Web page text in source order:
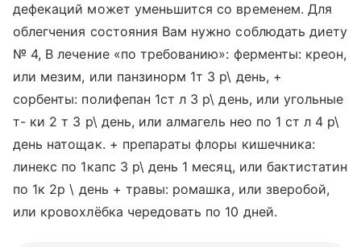
дефекаций может уменьшится со временем. Для
облегчения состояния Вам нужно соблюдать диету
№ 4, В лечение «по требованию»: ферменты: креон,
или мезим, или панзинорм 1т 3 р\ день, +
сорбенты: полифепан 1ст л 3 р\ день, или угольные
т- ки 2 т 3 р\ день, или алмагель нео по 1 ст л 4 р\
день натощак. + препараты флоры кишечника:
линекс по 1капс 3 р\ день 1 месяц, или бактистатин
по 1к 2р \ день + травы: ромашка, или зверобой,
или кровохлёбка чередовать по 10 дней.